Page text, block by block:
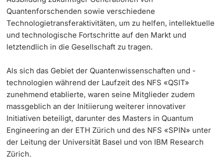
Quantenforschenden sowie verschiedene
Technologietransferaktivitäten, um zu helfen, intellektuelle
und technologische Fortschritte auf den Markt und
letztendlich in die Gesellschaft zu tragen.
Als sich das Gebiet der Quantenwissenschaften und -
technologien während der Laufzeit des NFS «QSIT»
zunehmend etablierte, waren seine Mitglieder zudem
massgeblich an der Initiierung weiterer innovativer
Initiativen beteiligt, darunter des Masters in Quantum
Engineering an der ETH Zürich und des NFS «SPIN» unter
der Leitung der Universität Basel und von IBM Research
Zürich.